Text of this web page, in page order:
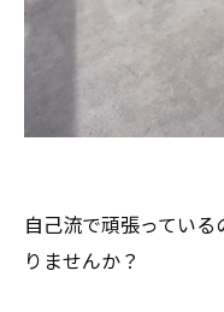
自己流で頑張ってい
りませんか？